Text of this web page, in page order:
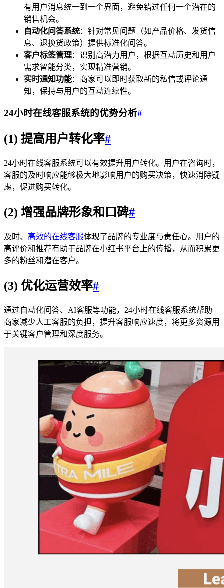
有用户消息统一到一个界面，避免错过任何一个潜在的
销售机会。
自动化问答系统：针对常见问题（如产品价格、发货信
息、退换货政策）提供标准化问答。
客户标签管理：识别高潜力用户，根据互动历史和用户
需求智能分类，实现精准营销。
实时通知功能：商家可以即时获取新的私信或评论通
知，保持与用户的互动连续性。
24小时在线客服系统的优势分析#
(1) 提高用户转化率#
24小时在线客服系统可以有效提升用户转化。用户在咨询时，
客服的及时响应能够极大地影响用户的购买决策，快速消除疑
虑，促进购买转化。
(2) 增强品牌形象和口碑#
及时、 高效的在线客服体现了品牌的专业度与责任心。用户的
高评价和推荐有助于品牌在小红书平台上的传播，从而积累更
多的粉丝和潜在客户。
(3) 优化运营效率#
通过自动化问答、AI客服等功能，24小时在线客服系统帮助
商家减少人工客服的负担，提升客服响应速度，将更多资源用
于关键客户管理和深度服务。